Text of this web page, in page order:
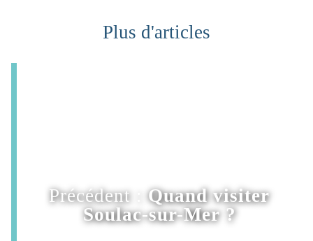
Plus d'articles
Précédent :Quand visiter
Soulac-sur-Mer ?